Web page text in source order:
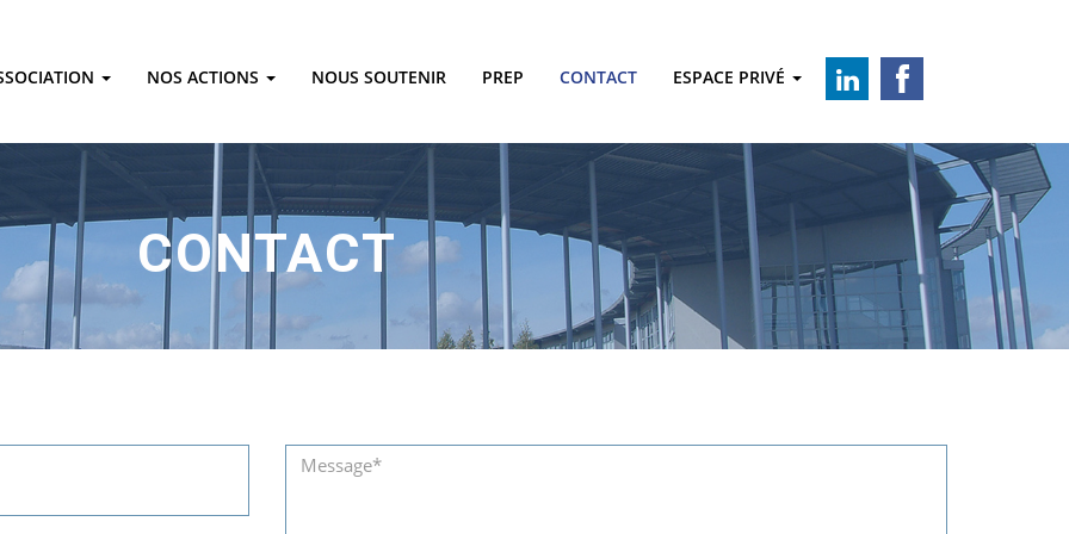
NOS ACTIONS NOUS SOUTENIR PREP CONTACT ESPACE PRIVÉ
CONTACT